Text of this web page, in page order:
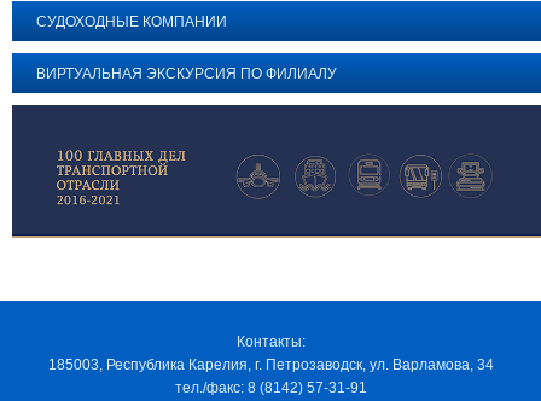
СУДОХОДНЫЕ КОМПАНИИ
ВИРТУАЛЬНАЯ ЭКСКУРСИЯ ПО ФИЛИАЛУ
Контакты:
185003, Республика Карелия, г. Петрозаводск, ул. Варламова, 34
тел./факс: 8 (8142) 57-31-91